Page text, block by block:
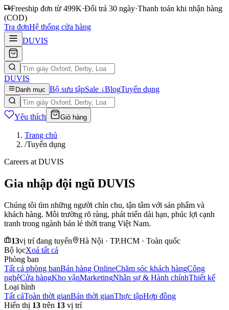
Freeship đơn từ 499K·Đổi trả 30 ngày·Thanh toán khi nhận hàng
(COD)
Tra đơnHệ thống cửa hàng
DUVIS
DUVIS
Danh mục Bộ sưu tậpSale ↓BlogTuyển dụng
Yêu thích Giỏ hàng
Trang chủ
/Tuyển dụng
Careers at DUVIS
Gia nhập đội ngũ DUVIS
Chúng tôi tìm những người chỉn chu, tận tâm với sản phẩm và
khách hàng. Môi trường rõ ràng, phát triển dài hạn, phúc lợi cạnh
tranh trong ngành bán lẻ thời trang Việt Nam.
13vị trí đang tuyển
Hà Nội · TP.HCM · Toàn quốc
Bộ lọcXoá tất cả
Phòng ban
Tất cả phòng banBán hàng OnlineChăm sóc khách hàngCông
nghệCửa hàngKho vậnMarketingNhân sự & Hành chínhThiết kế
Loại hình
Tất cảToàn thời gianBán thời gianThực tậpHợp đồng
Hiển thị 13 trên 13 vị trí